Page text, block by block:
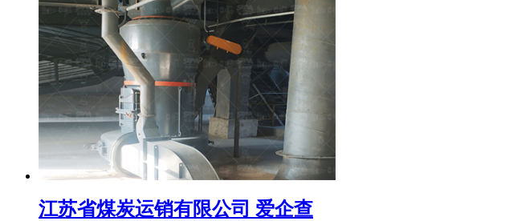
江苏省煤炭运销有限公司 爱企查